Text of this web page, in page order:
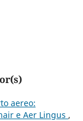
aereo:
e Aer Lingus ,